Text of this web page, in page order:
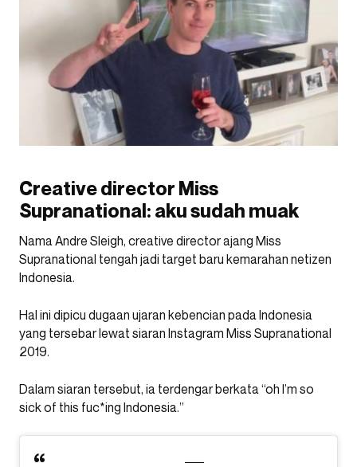
Creative director Miss
Supranational: aku sudah muak
Nama Andre Sleigh, creative director ajang Miss
Supranational tengah jadi target baru kemarahan netizen
Indonesia.
Hal ini dipicu dugaan ujaran kebencian pada Indonesia
yang tersebar lewat siaran Instagram Miss Supranational
2019.
Dalam siaran tersebut, ia terdengar berkata “oh I’m so
sick of this fuc*ing Indonesia.”